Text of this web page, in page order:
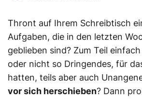
Thront auf Ihrem Schreibtisch
Aufgaben, die in den letzten
geblieben sind? Zum Teil
oder nicht so Dringendes, für
hatten, teils aber auch
vor sich herschieben? Dann